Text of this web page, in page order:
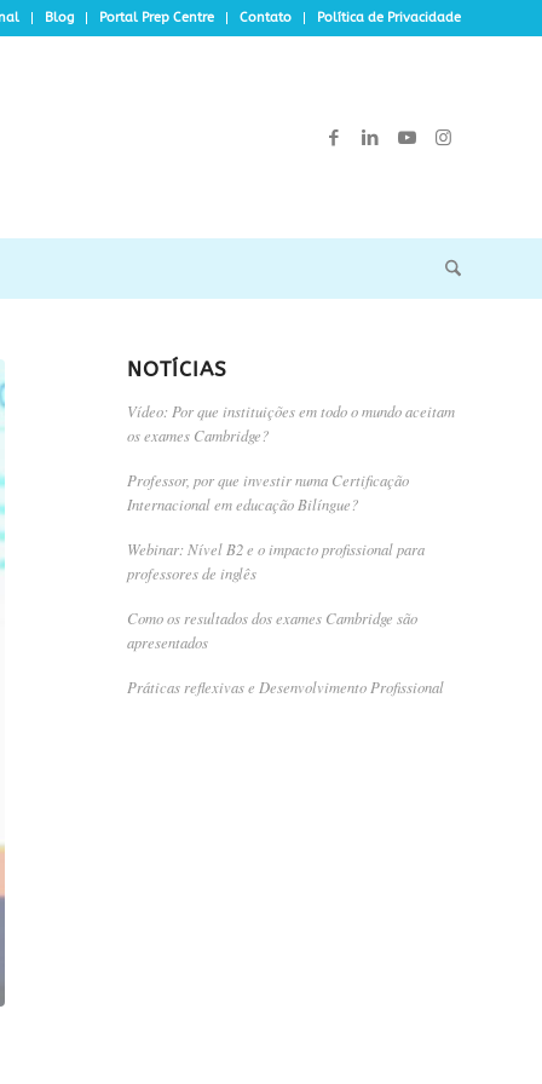
Blog Portal Prep Centre Contato Política de Privacidade
NOTÍCIAS
Vídeo: Por que instituições em todo o mundo aceitam
os exames Cambridge?
Professor, por que investir numa Certificação
Internacional em educação Bilíngue?
Webinar: Nível B2 e o impacto profissional para
professores de inglês
Como os resultados dos exames Cambridge são
apresentados
Práticas reflexivas e Desenvolvimento Profissional